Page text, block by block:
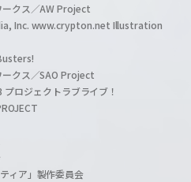
クス／AW Project
Inc. www.crypton.net Illustration
クス／SAO Project
ロジェクトラブライブ！
ィア」製作委員会